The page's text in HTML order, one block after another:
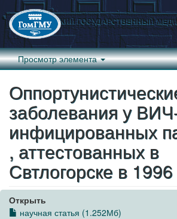
Просмотр элемента
заболевания у
инфицированных
, аттестованных в
Свтлогорске в 1996
Открыть
научная статья (1.252Мб)